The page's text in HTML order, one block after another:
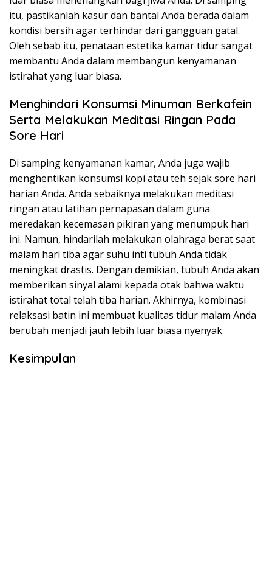
itu, pastikanlah kasur dan bantal Anda berada dalam
kondisi bersih agar terhindar dari gangguan gatal.
Oleh sebab itu, penataan estetika kamar tidur sangat
membantu Anda dalam membangun kenyamanan
istirahat yang luar biasa.
Menghindari Konsumsi Minuman Berkafein
Serta Melakukan Meditasi Ringan Pada
Sore Hari
Di samping kenyamanan kamar, Anda juga wajib
menghentikan konsumsi kopi atau teh sejak sore hari
harian Anda. Anda sebaiknya melakukan meditasi
ringan atau latihan pernapasan dalam guna
meredakan kecemasan pikiran yang menumpuk hari
ini. Namun, hindarilah melakukan olahraga berat saat
malam hari tiba agar suhu inti tubuh Anda tidak
meningkat drastis. Dengan demikian, tubuh Anda akan
memberikan sinyal alami kepada otak bahwa waktu
istirahat total telah tiba harian. Akhirnya, kombinasi
relaksasi batin ini membuat kualitas tidur malam Anda
berubah menjadi jauh lebih luar biasa nyenyak.
Kesimpulan